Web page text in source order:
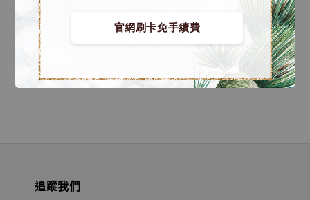
官網刷卡免手續費
Happi Class 漢堡君系列
公仔 漢堡君 & 雷火貓
Regular
price
NT$ 1,000 -NT$
3,800
追蹤我們